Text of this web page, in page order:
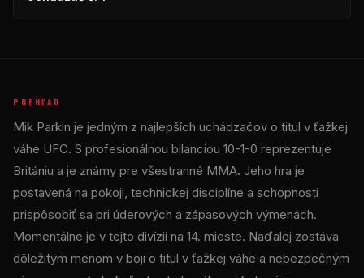
PREHĽAD
Mik Parkin je jedným z najlepších uchádzačov o titul v ťažkej
váhe UFC. S profesionálnou bilanciou 10-1-0 reprezentuje
Britániu a je známy pre všestranné MMA. Jeho hra je
postavená na pokoji, technickej disciplíne a schopnosti
prispôsobiť sa pri úderových a zápasových výmenách.
Momentálne je v tejto divízii na 14. mieste. Naďalej zostáva
dôležitým menom v boji o titul v ťažkej váhe a nebezpečným